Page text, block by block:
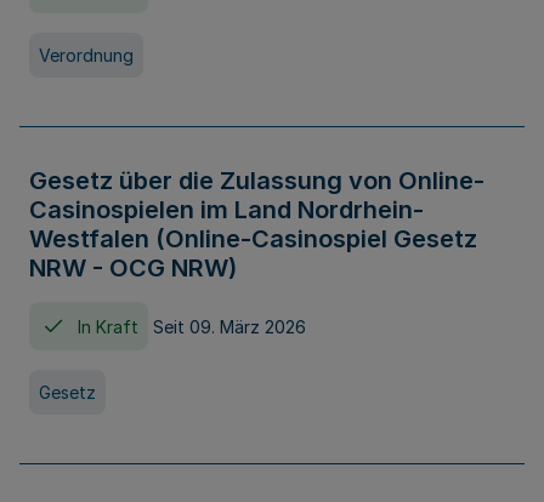
Verordnung
Gesetz über die Zulassung von Online-
Casinospielen im Land Nordrhein-
Westfalen (Online-Casinospiel Gesetz
NRW - OCG NRW)
In Kraft Seit 09. März 2026
Gesetz